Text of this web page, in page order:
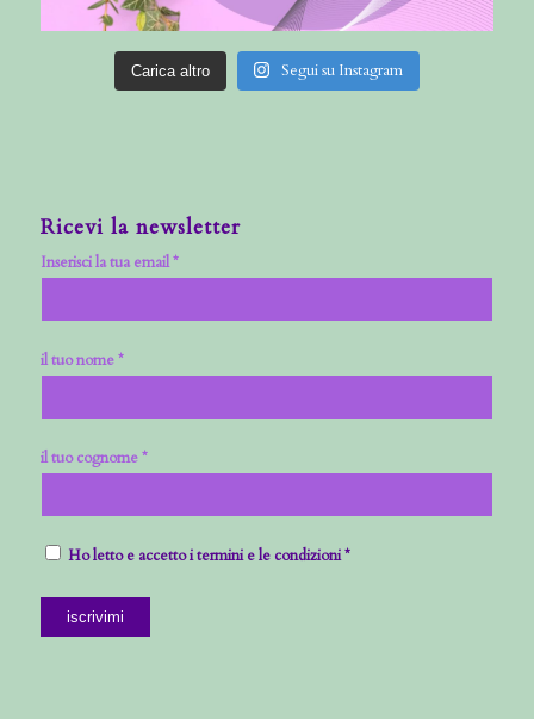
Carica altro Segui su Instagram
Ricevi la newsletter
Inserisci la tua email *
il tuo nome *
il tuo cognome *
Ho letto e accetto i termini e le condizioni *